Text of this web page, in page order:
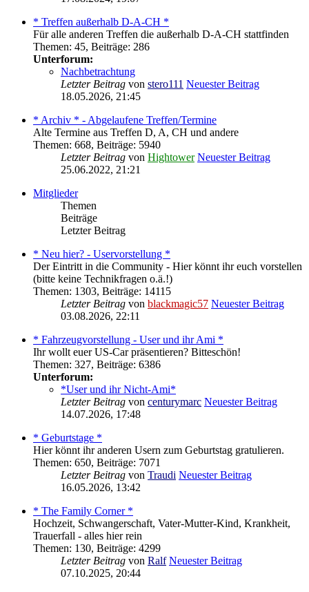
* Treffen außerhalb D-A-CH *
Für alle anderen Treffen die außerhalb D-A-CH stattfinden
Themen: 45, Beiträge: 286
Unterforum:
Nachbetrachtung
Letzter Beitrag von stero111 Neuester Beitrag
18.05.2026, 21:45
* Archiv * - Abgelaufene Treffen/Termine
Alte Termine aus Treffen D, A, CH und andere
Themen: 668, Beiträge: 5940
Letzter Beitrag von Hightower Neuester Beitrag
25.06.2022, 21:21
Mitglieder
Themen
Beiträge
Letzter Beitrag
* Neu hier? - Uservorstellung *
Der Eintritt in die Community - Hier könnt ihr euch vorstellen
(bitte keine Technikfragen o.ä.!)
Themen: 1303, Beiträge: 14115
Letzter Beitrag von blackmagic57 Neuester Beitrag
03.08.2026, 22:11
* Fahrzeugvorstellung - User und ihr Ami *
Ihr wollt euer US-Car präsentieren? Bitteschön!
Themen: 327, Beiträge: 6386
Unterforum:
*User und ihr Nicht-Ami*
Letzter Beitrag von centurymarc Neuester Beitrag
14.07.2026, 17:48
* Geburtstage *
Hier könnt ihr anderen Usern zum Geburtstag gratulieren.
Themen: 650, Beiträge: 7071
Letzter Beitrag von Traudi Neuester Beitrag
16.05.2026, 13:42
* The Family Corner *
Hochzeit, Schwangerschaft, Vater-Mutter-Kind, Krankheit,
Trauerfall - alles hier rein
Themen: 130, Beiträge: 4299
Letzter Beitrag von Ralf Neuester Beitrag
07.10.2025, 20:44